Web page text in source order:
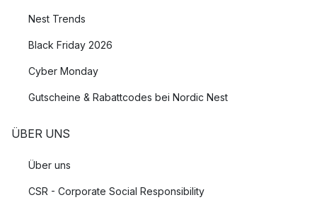
Nest Trends
Black Friday 2026
Cyber Monday
Gutscheine & Rabattcodes bei Nordic Nest
ÜBER UNS
Über uns
CSR - Corporate Social Responsibility